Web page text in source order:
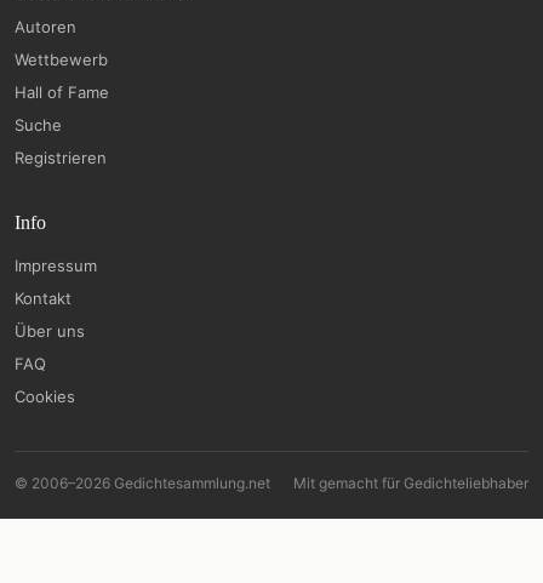
Autoren
Wettbewerb
Hall of Fame
Suche
Registrieren
Info
Impressum
Kontakt
Über uns
FAQ
Cookies
© 2006–2026 Gedichtesammlung.net Mit gemacht für Gedichteliebhaber